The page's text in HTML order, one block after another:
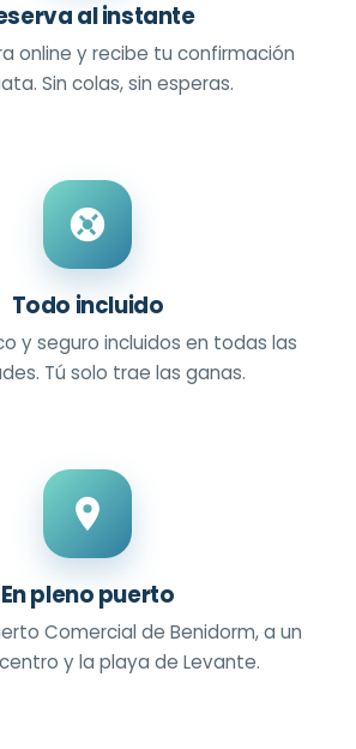
al instante
online y recibe tu confirmación
Sin colas, sin esperas.
Todo incluido
y seguro incluidos en todas las
Tú solo trae las ganas.
En pleno puerto
Comercial de Benidorm, a un
y la playa de Levante.